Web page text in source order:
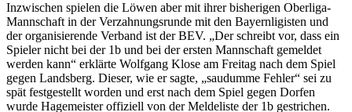
Inzwischen spielen die Löwen aber mit ihrer bisherigen Oberliga-
Mannschaft in der Verzahnungsrunde mit den Bayernligisten und
der organisierende Verband ist der BEV. „Der schreibt vor, dass ein
Spieler nicht bei der 1b und bei der ersten Mannschaft gemeldet
werden kann“ erklärte Wolfgang Klose am Freitag nach dem Spiel
gegen Landsberg. Dieser, wie er sagte, „saudumme Fehler“ sei zu
spät festgestellt worden und erst nach dem Spiel gegen Dorfen
wurde Hagemeister offiziell von der Meldeliste der 1b gestrichen.